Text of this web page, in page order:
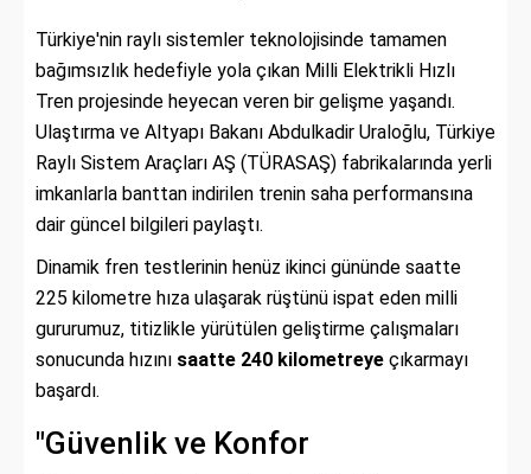
Türkiye'nin raylı sistemler teknolojisinde tamamen
bağımsızlık hedefiyle yola çıkan Milli Elektrikli Hızlı
Tren projesinde heyecan veren bir gelişme yaşandı.
Ulaştırma ve Altyapı Bakanı Abdulkadir Uraloğlu, Türkiye
Raylı Sistem Araçları AŞ (TÜRASAŞ) fabrikalarında yerli
imkanlarla banttan indirilen trenin saha performansına
dair güncel bilgileri paylaştı.
Dinamik fren testlerinin henüz ikinci gününde saatte
225 kilometre hıza ulaşarak rüştünü ispat eden milli
gururumuz, titizlikle yürütülen geliştirme çalışmaları
sonucunda hızını saatte 240 kilometreye çıkarmayı
başardı.
"Güvenlik ve Konfor